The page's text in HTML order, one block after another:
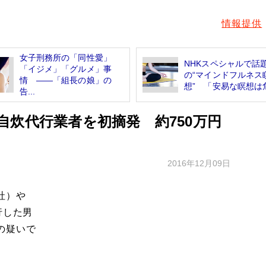
情報提供
女子刑務所の「同性愛」
「イジメ」「グルメ」事
情 ――「組長の娘」の
告...
NHKスペシャルで話
の“マインドフルネス
想” 「安易な瞑想は
炊代行業者を初摘発 約750万円
2016年12月09日
）や
た男
疑いで